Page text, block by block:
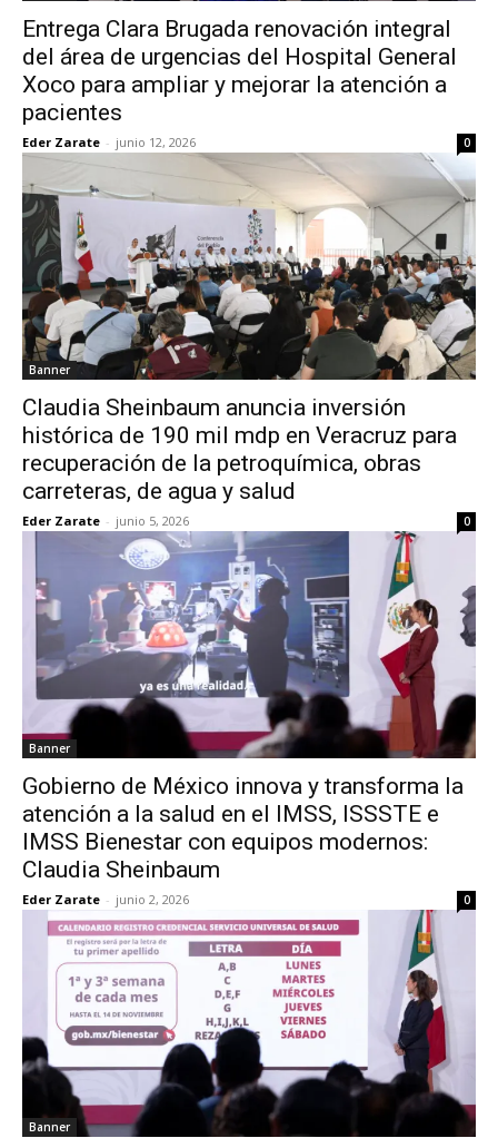
Entrega Clara Brugada renovación integral
del área de urgencias del Hospital General
Xoco para ampliar y mejorar la atención a
pacientes
Eder Zarate - junio 12, 2026 0
Banner
Claudia Sheinbaum anuncia inversión
histórica de 190 mil mdp en Veracruz para
recuperación de la petroquímica, obras
carreteras, de agua y salud
Eder Zarate - junio 5, 2026 0
Banner
Gobierno de México innova y transforma la
atención a la salud en el IMSS, ISSSTE e
IMSS Bienestar con equipos modernos:
Claudia Sheinbaum
Eder Zarate - junio 2, 2026 0
Banner